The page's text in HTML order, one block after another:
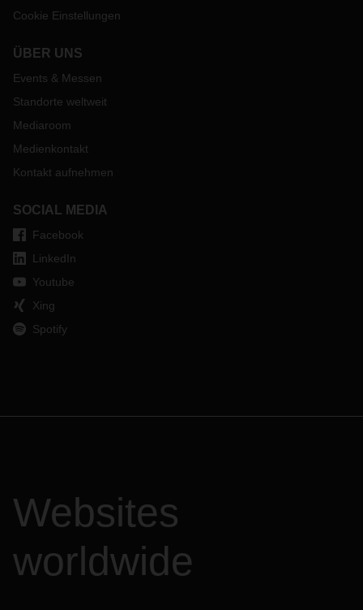
Cookie Einstellungen
ÜBER UNS
Events & Messen
Standorte weltweit
Mediaroom
Medienkontakt
Kontakt aufnehmen
SOCIAL MEDIA
Facebook
LinkedIn
Youtube
Xing
Spotify
Websites
worldwide